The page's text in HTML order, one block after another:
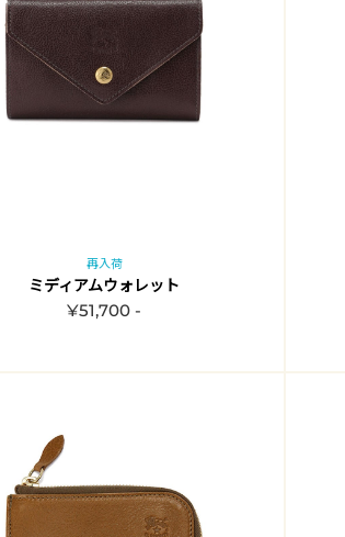
再入荷
ミディアムウォレット
¥51,700 -